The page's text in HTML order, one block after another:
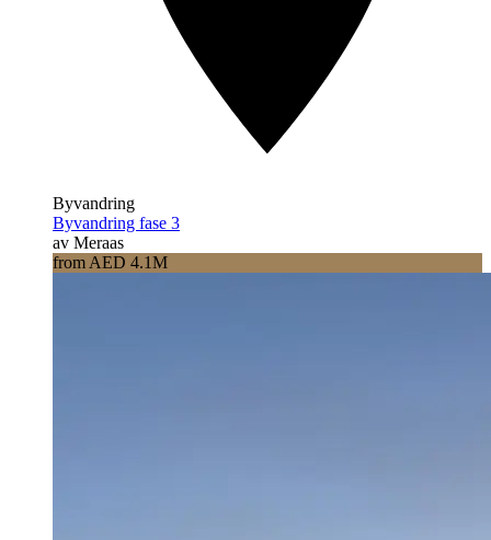
Byvandring
Byvandring fase 3
av Meraas
from AED 4.1M